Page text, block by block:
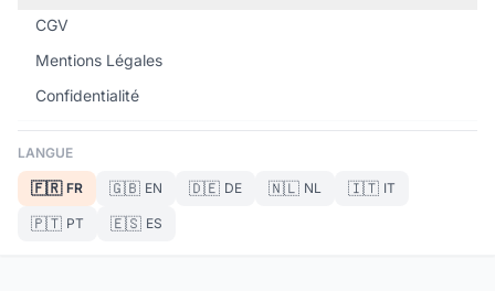
CGV
Mentions Légales
Confidentialité
LANGUE
🇫🇷 FR 🇬🇧 EN 🇩🇪 DE 🇳🇱 NL 🇮🇹 IT
🇵🇹 PT 🇪🇸 ES